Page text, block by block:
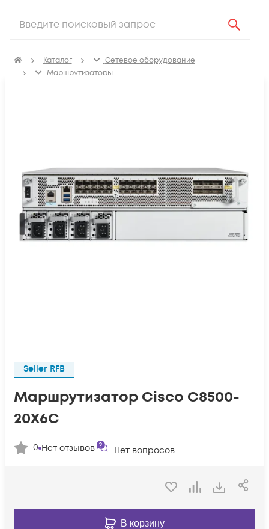
Каталог
Сетевое оборудование
Маршрутизаторы
Seller RFB
Маршрутизатор Cisco C8500-
20X6C
0 Нет отзывов Нет вопросов
В корзину